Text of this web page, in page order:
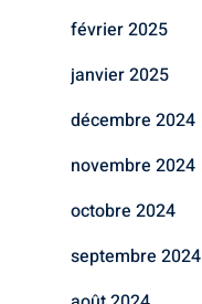
février 2025
janvier 2025
décembre 2024
novembre 2024
octobre 2024
septembre 2024